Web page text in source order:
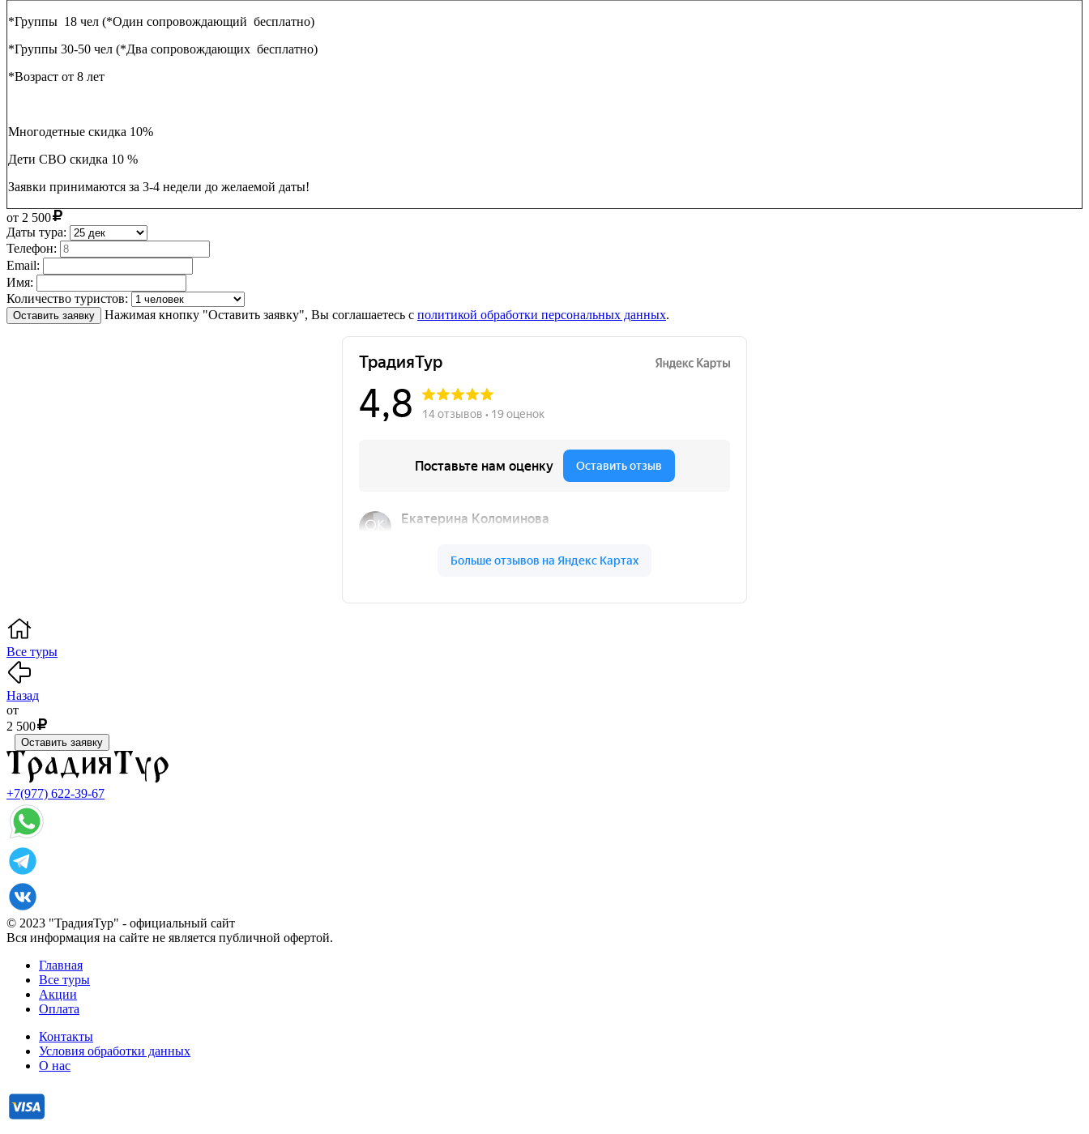
*Группы 18 чел (*Один сопровождающий бесплатно)
*Группы 30-50 чел (*Два сопровождающих бесплатно)
*Возраст от 8 лет
Многодетные скидка 10%
Дети СВО скидка 10 %
Заявки принимаются за 3-4 недели до желаемой даты!
от 2 500
Даты тура:
Телефон:
Email:
Имя:
Количество туристов:
Оставить заявку Нажимая кнопку "Оставить заявку", Вы соглашаетесь с политикой обработки персональных данных.
Все туры
Назад
от
2 500
Оставить заявку
+7(977) 622-39-67
© 2023 "ТрадияТур" - официальный сайт
Вся информация на сайте не является публичной офертой.
Главная
Все туры
Акции
Оплата
Контакты
Условия обработки данных
О нас